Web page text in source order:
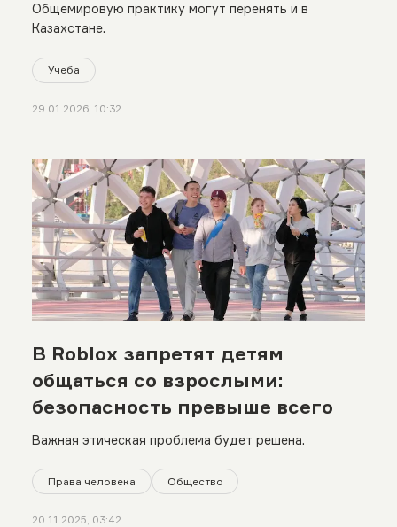
Общемировую практику могут перенять и в
Казахстане.
Учеба
29.01.2026, 10:32
В Roblox запретят детям
общаться со взрослыми:
безопасность превыше всего
Важная этическая проблема будет решена.
Права человека Общество
20.11.2025, 03:42